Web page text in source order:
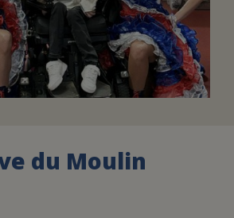
DEVENIR
UN PETIT PRINCE
du Moulin